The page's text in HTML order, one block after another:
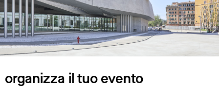
organizza il tuo evento